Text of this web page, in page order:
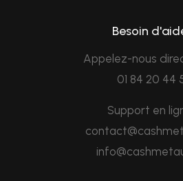
Besoin
Appelez-nous
01 84 20 44
Support en